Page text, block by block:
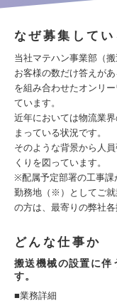
なぜ募集して
当社マテハン事業部（
お客様の数だけ答えが
を組み合わせたオンリ
ています。
近年においては物流業
まっている状況です。
そのような背景から人
くりを図っています。
※配属予定部署の工事課
勤務地（※）としてご就
の方は、最寄りの弊社
どんな仕事か
搬送機械の設置に伴
す。
■業務詳細